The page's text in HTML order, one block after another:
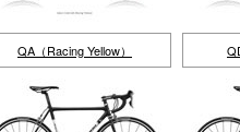
QA（Racing Yellow）